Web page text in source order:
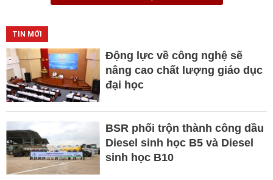
TIN MỚI
Động lực về công nghệ sẽ
nâng cao chất lượng giáo dục
đại học
BSR phối trộn thành công dầu
Diesel sinh học B5 và Diesel
sinh học B10